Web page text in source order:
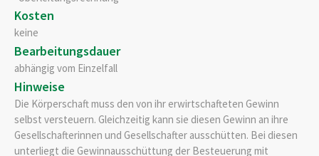
Kosten
keine
Bearbeitungsdauer
abhängig vom Einzelfall
Hinweise
Die Körperschaft muss den von ihr erwirtschafteten Gewinn
selbst versteuern. Gleichzeitig kann sie diesen Gewinn an ihre
Gesellschafterinnen und Gesellschafter ausschütten. Bei diesen
unterliegt die Gewinnausschüttung der Besteuerung mit